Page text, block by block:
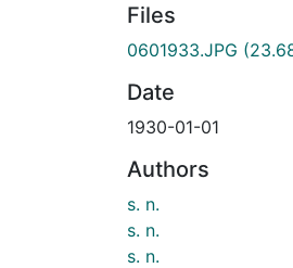
Files
0601933.JPG
Date
1930-01-01
Authors
s. n.
s. n.
s. n.